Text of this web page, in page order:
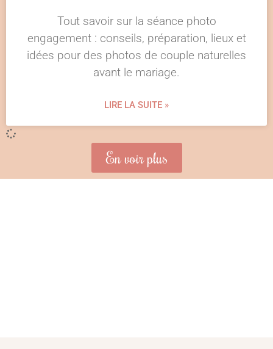
Tout savoir sur la séance photo
engagement : conseils, préparation, lieux et
idées pour des photos de couple naturelles
avant le mariage.
LIRE LA SUITE »
En voir plus